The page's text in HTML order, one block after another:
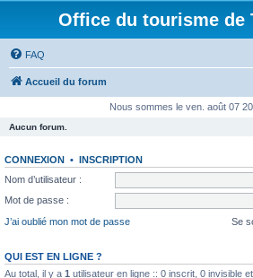
Office du tourisme de
FAQ
Accueil du forum
Nous sommes le ven. août 07
Aucun forum.
CONNEXION • INSCRIPTION
Nom d’utilisateur :
Mot de passe :
J’ai oublié mon mot de passe
Se
QUI EST EN LIGNE ?
Au total, il y a 1 utilisateur en ligne :: 0 inscrit, 0 invisible